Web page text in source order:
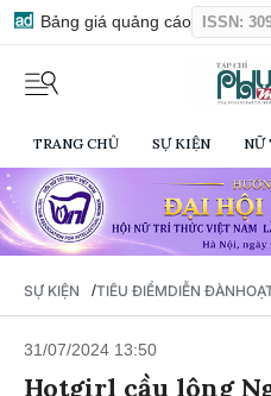
Bảng giá quảng cáo ISSN:
TRANG CHỦ SỰ KIỆN NỮ
SỰ KIỆN /TIÊU ĐIỂMDIỄN ĐÀN
31/07/2024 13:50
Hotgirl cầu lông